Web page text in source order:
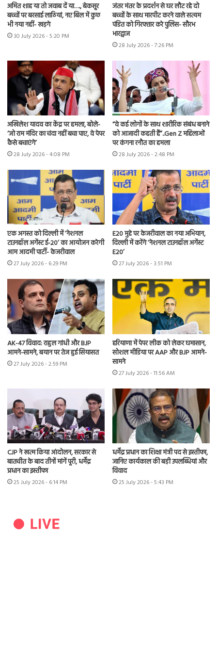
अमित शाह या तो जवाब दें या…., बेकसूर
बच्चों पर बरसाई लाठियां, नए बिल में कुछ
भी नया नहीं- खड़गे
30 July 2026 - 5:20 PM
जंतर मंतर के प्रदर्शन से घर लौट रहे दो
बच्चों के साथ मारपीट करने वाले सत्यम
पंडित को गिरफ्तार करे पुलिस- सौरभ
भारद्वाज
28 July 2026 - 7:26 PM
अखिलेश यादव का केंद्र पर हमला, बोले-
‘जो राम मंदिर का चंदा नहीं बचा पाए, वे पेपर
कैसे बचाएंगे’
28 July 2026 - 4:08 PM
“वे कई लोगों के साथ शारीरिक संबंध बनाने
को आजादी कहती हैं”..Gen Z महिलाओं
पर कंगना रनौत का हमला
28 July 2026 - 2:48 PM
एक अगस्त को दिल्ली में ‘नेशनल
टाउनहॉल अगेंस्ट ई-20’ का आयोजन करेगी
आम आदमी पार्टी- केजरीवाल
27 July 2026 - 6:29 PM
E20 मुद्दे पर केजरीवाल का नया अभियान,
दिल्ली में करेंगे ‘नेशनल टाउनहॉल अगेंस्ट
E20’
27 July 2026 - 3:51 PM
AK-47 विवाद: राहुल गांधी और BJP
आमने-सामने, बयान पर तेज हुई सियासत
27 July 2026 - 2:59 PM
हरियाणा में पेपर लीक को लेकर घमासान,
सोशल मीडिया पर AAP और BJP आमने-
सामने
27 July 2026 - 11:56 AM
CJP ने खत्म किया आंदोलन, सरकार से
बातचीत के बाद तीनों मांगें पूरी, धर्मेंद्र
प्रधान का इस्तीफा
25 July 2026 - 6:14 PM
धर्मेंद्र प्रधान का शिक्षा मंत्री पद से इस्तीफा,
जानिए कार्यकाल की बड़ी उपलब्धियां और
विवाद
25 July 2026 - 5:43 PM